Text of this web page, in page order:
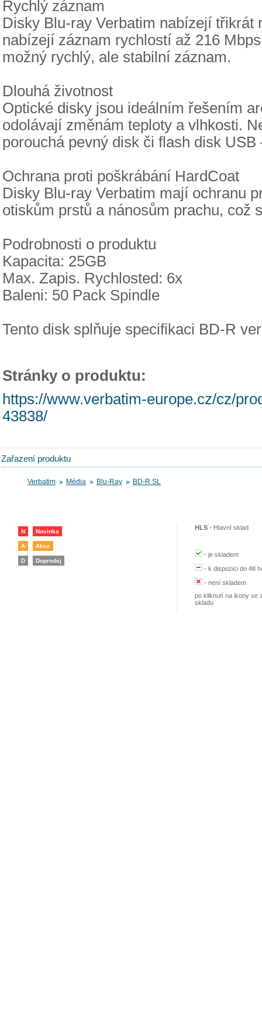
Rychlý záznam
Disky Blu-ray Verbatim nabízejí
nabízejí záznam rychlostí až 216
možný rychlý, ale stabilní záznam.
Dlouhá životnost
Optické disky jsou ideálním řešením
odolávají změnám teploty a vlhkosti.
porouchá pevný disk či flash disk
Ochrana proti poškrábání HardCoat
Disky Blu-ray Verbatim mají ochranu
otiskům prstů a nánosům prachu, což
Podrobnosti o produktu
Kapacita: 25GB
Max. Zapis. Rychlosted: 6x
Baleni: 50 Pack Spindle
Tento disk splňuje specifikaci BD-R
Stránky o produktu:
https://www.verbatim-europe.cz/cz/
43838/
Zařazení produktu
Verbatim Média Blu-Ray BD-R SL
N Novinka
A Akce
D Doprodej
HLS - Hlavní sklad
-je skladem
-k dispozici do 48
-není skladem
po kliknutí na ikony se
skladu